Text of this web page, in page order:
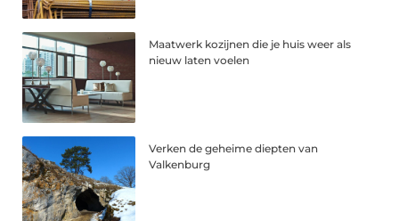
Maatwerk kozijnen die je huis weer als
nieuw laten voelen
Verken de geheime diepten van
Valkenburg